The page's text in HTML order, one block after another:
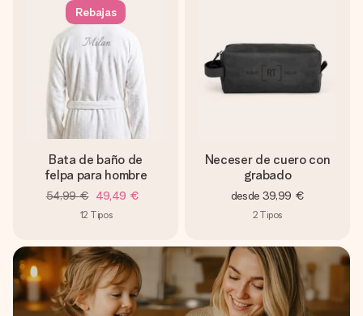
Rebajas
Bata de baño de
felpa para hombre
54,99 € 49,49 €
12 Tipos
Neceser de cuero con
grabado
desde 39,99 €
2 Tipos